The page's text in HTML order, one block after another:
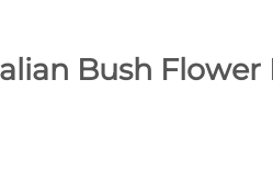
Bush Flower
aantal